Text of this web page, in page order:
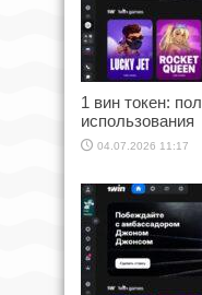
1 вин токен:
использования
04.07.2026 11:17